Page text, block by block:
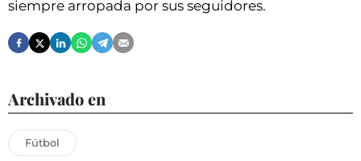
siempre arropada por sus seguidores.
Archivado en
Fútbol